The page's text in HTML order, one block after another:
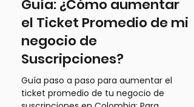
Ana Maria Sanchez
29 abr 2024
2 min de lectura
Guía: ¿Cómo aumentar
el Ticket Promedio de mi
negocio de
Suscripciones?